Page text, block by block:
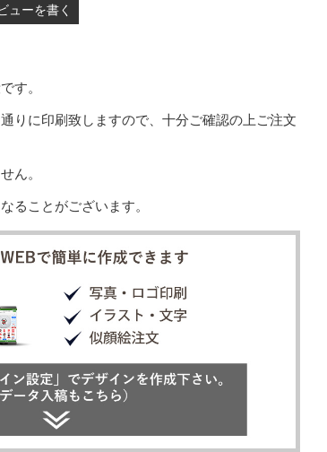
ューを書く
す。
りに印刷致しますので、十分ご確認の上ご注文
ん。
ることがございます。